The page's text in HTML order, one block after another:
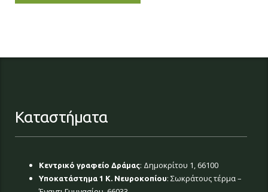
Καταστήματα
Κεντρικό γραφείο Δράμας: Δημοκρίτου 1, 66100
Υποκατάστημα 1 Κ. Νευροκοπίου: Σωκράτους τέρμα –